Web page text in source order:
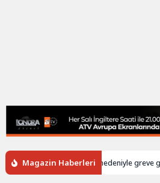
Magazin Haberleri
çalışma koşulları nedeniyle greve gidiyor